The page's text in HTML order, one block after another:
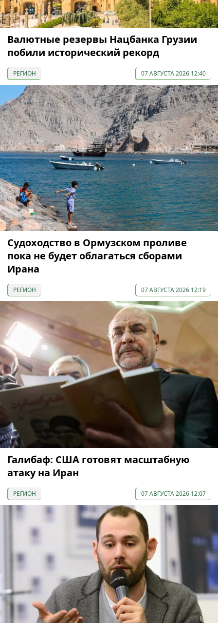
Валютные резервы Нацбанка Грузии
побили исторический рекорд
РЕГИОН 07 АВГУСТА 2026 12:40
Судоходство в Ормузском проливе
пока не будет облагаться сборами
Ирана
РЕГИОН 07 АВГУСТА 2026 12:19
Галибаф: США готовят масштабную
атаку на Иран
РЕГИОН 07 АВГУСТА 2026 12:07